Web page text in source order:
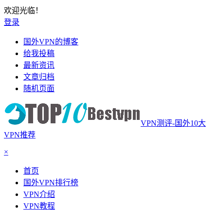
欢迎光临！
登录
国外VPN的博客
给我投稿
最新资讯
文章归档
随机页面
VPN测评-国外10大
VPN推荐
×
首页
国外VPN排行榜
VPN介绍
VPN教程